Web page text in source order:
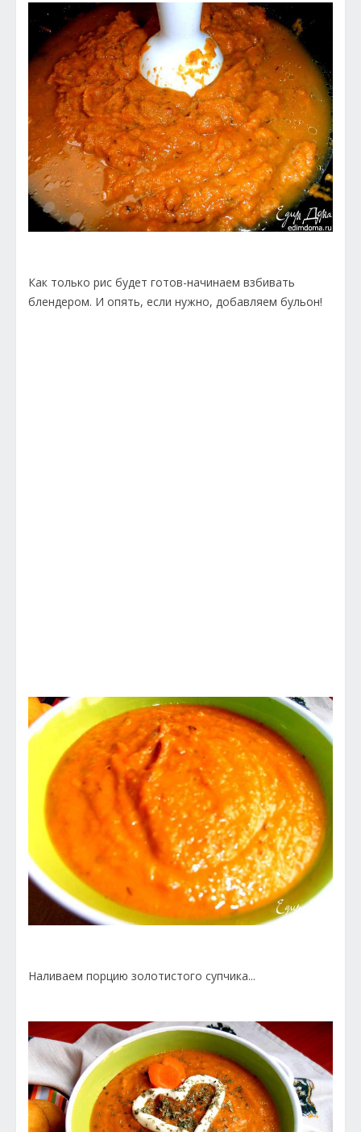
Как только рис будет готов-начинаем взбивать
блендером. И опять, если нужно, добавляем бульон!
Наливаем порцию золотистого супчика...